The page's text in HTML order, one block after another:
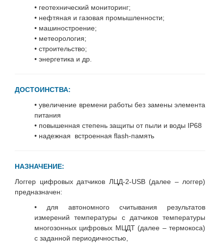
• геотехнический мониторинг;
• нефтяная и газовая промышленности;
• машиностроение;
• метеорология;
• строительство;
• энергетика и др.
ДОСТОИНСТВА:
• увеличение времени работы без замены элемента
питания
• повышенная степень защиты от пыли и воды IP68
• надежная встроенная flаsh-память
НАЗНАЧЕНИЕ:
Логгер цифровых датчиков ЛЦД-2-USB (далее – логгер)
предназначен:
• для автономного считывания результатов
измерений температуры с датчиков температуры
многозонных цифровых МЦДТ (далее – термокоса)
с заданной периодичностью,